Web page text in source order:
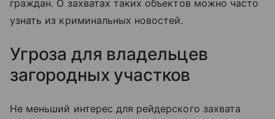
граждан. О захватах таких объектов можно часто
узнать из криминальных новостей.
Угроза для владельцев
загородных участков
Не меньший интерес для рейдерского захвата